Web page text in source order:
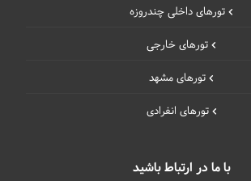
تورهای داخلی چند‌روزه
تورهای خارجی
تورهای مشهد
تورهای انفرادی
با ما در ارتباط باشید